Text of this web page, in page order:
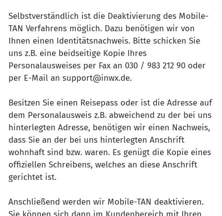
Selbstverständlich ist die Deaktivierung des Mobile-
TAN Verfahrens möglich. Dazu benötigen wir von
Ihnen einen Identitätsnachweis. Bitte schicken Sie
uns z.B. eine beidseitige Kopie Ihres
Personalausweises per Fax an 030 / 983 212 90 oder
per E-Mail an support@inwx.de.
Besitzen Sie einen Reisepass oder ist die Adresse auf
dem Personalausweis z.B. abweichend zu der bei uns
hinterlegten Adresse, benötigen wir einen Nachweis,
dass Sie an der bei uns hinterlegten Anschrift
wohnhaft sind bzw. waren. Es genügt die Kopie eines
offiziellen Schreibens, welches an diese Anschrift
gerichtet ist.
Anschließend werden wir Mobile-TAN deaktivieren.